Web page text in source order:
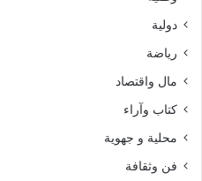
دولية
رياضة
مال واقتصاد
كتاب وآراء
محلية و جهوية
فن وثقافة